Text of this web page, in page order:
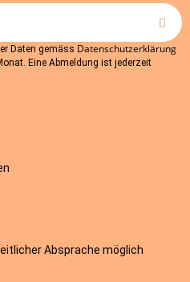
Daten gemäss Datenschutzerklärung
Eine Abmeldung ist jederzeit
Absprache möglich